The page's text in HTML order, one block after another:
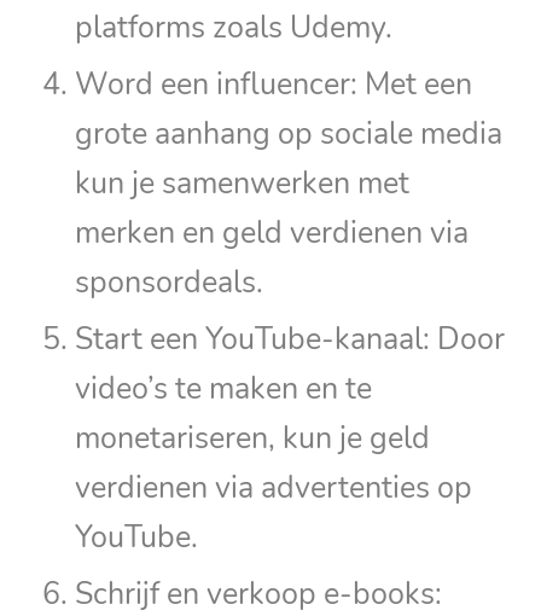
platforms zoals Udemy.
Word een influencer: Met een
grote aanhang op sociale media
kun je samenwerken met
merken en geld verdienen via
sponsordeals.
Start een YouTube-kanaal: Door
video’s te maken en te
monetariseren, kun je geld
verdienen via advertenties op
YouTube.
Schrijf en verkoop e-books: